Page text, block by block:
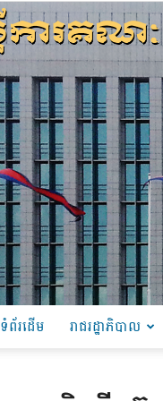
ទំព័រដើម រាជរដ្ឋាភិបាល